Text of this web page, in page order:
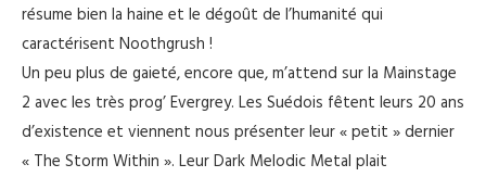
résume bien la haine et le dégoût de l’humanité qui
caractérisent Noothgrush !
Un peu plus de gaieté, encore que, m’attend sur la Mainstage
2 avec les très prog’ Evergrey. Les Suédois fêtent leurs 20 ans
d’existence et viennent nous présenter leur « petit » dernier
« The Storm Within ». Leur Dark Melodic Metal plait